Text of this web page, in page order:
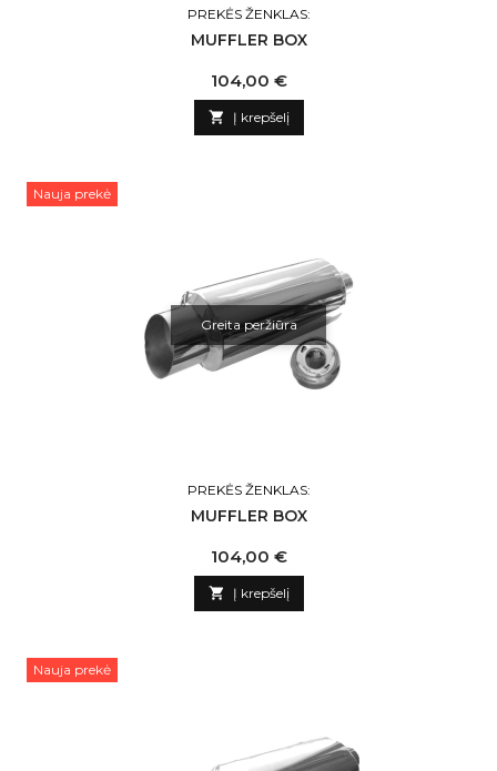
PREKĖS ŽENKLAS:
MUFFLER BOX
Kaina
104,00 €
 Į krepšelį
Nauja prekė
Greita peržiūra
PREKĖS ŽENKLAS:
MUFFLER BOX
Kaina
104,00 €
 Į krepšelį
Nauja prekė